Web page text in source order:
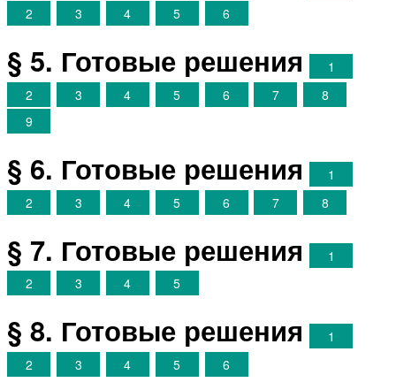
2
3 4 5 6
§ 5. Готовые решения
1
2
3 4 5 6 7
8
9
§ 6. Готовые решения
1
2
3 4 5 6 7 8
§ 7. Готовые решения
1
2
3 4 5
§ 8. Готовые решения
1
2
3 4 5 6